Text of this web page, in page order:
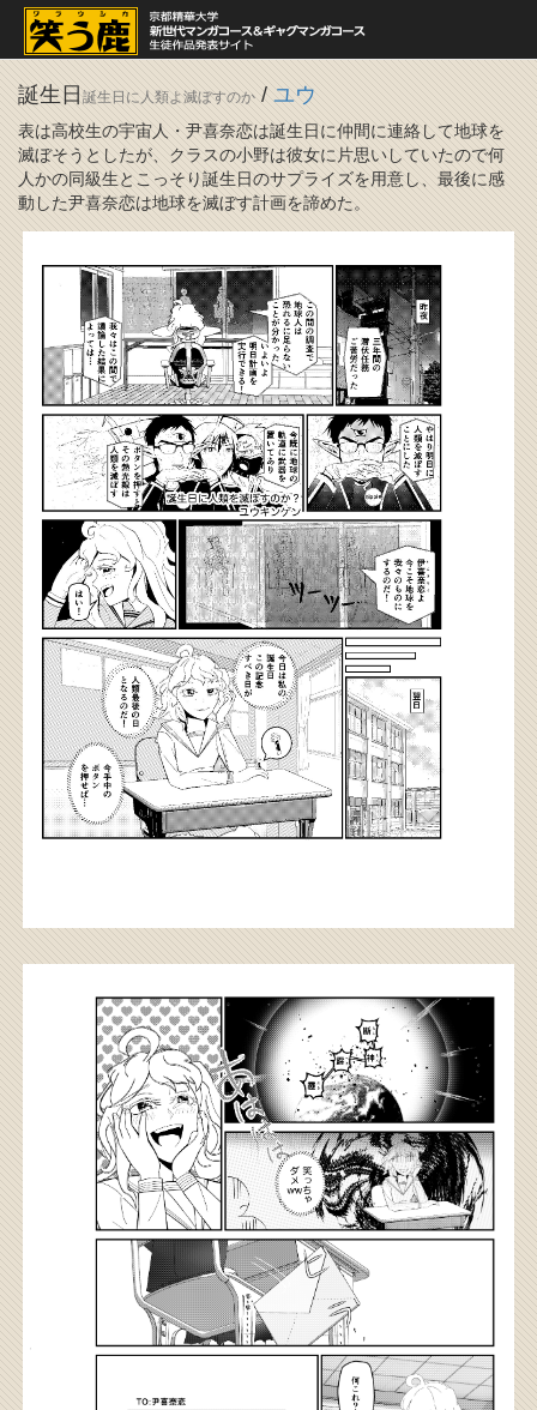
誕生日 誕生日に人類よ滅ぼすのか / ユウ
表は高校生の宇宙人・尹喜奈恋は誕生日に仲間に連絡して地球を
滅ぼそうとしたが、クラスの小野は彼女に片思いしていたので何
人かの同級生とこっそり誕生日のサプライズを用意し、最後に感
動した尹喜奈恋は地球を滅ぼす計画を諦めた。